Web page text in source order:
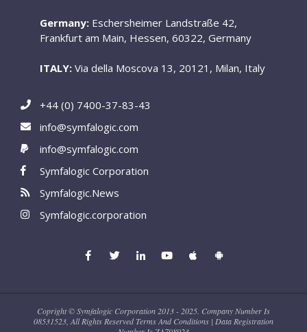
Germany: Eschersheimer Landstraße 42,
Frankfurt am Main, Hessen, 60322, Germany
ITALY: Via della Moscova 13, 20121, Milan, Italy
+44 (0) 7400-37-83-43
info@symfalogic.com
info@symfalogic.com
Symfalogic Corporation
Symfalogic.News
Symfalogic.corporation
Copright © Symfalogic Corporation 2013 - 2025. Company Number Is
08531523, All Rights Reserved Terms And Conditions | Data Registration